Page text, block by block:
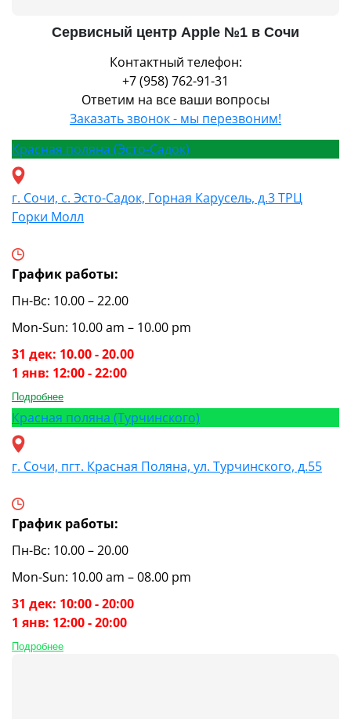
Сервисный центр Apple №1 в Сочи
Контактный телефон:
+7 (958) 762-91-31
Ответим на все ваши вопросы
Заказать звонок - мы перезвоним!
Красная поляна (Эсто-Садок)
г. Сочи, с. Эсто-Садок, Горная Карусель, д.3 ТРЦ
Горки Молл
График работы:
Пн-Вс: 10.00 – 22.00
Mon-Sun: 10.00 am – 10.00 pm
31 дек: 10.00 - 20.00
1 янв: 12:00 - 22:00
Подробнее
Красная поляна (Турчинского)
г. Сочи, пгт. Красная Поляна, ул. Турчинского, д.55
График работы:
Пн-Вс: 10.00 – 20.00
Mon-Sun: 10.00 am – 08.00 pm
31 дек: 10:00 - 20:00
1 янв: 12:00 - 20:00
Подробнее